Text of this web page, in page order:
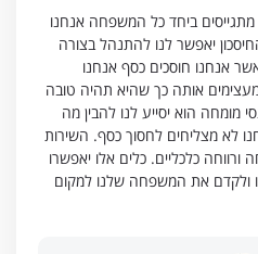
מתגייסים ביחד כל המשפחה אנחנו
יאפשר לנו להתנהל בצורה
אנחנו חוסכים כסף אנחנו
אותה כך שהיא תהיה טובה
מומחה הוא יסייע לנו להבין מה
לא מצליחים לחסוך כסף. השירות
כלכליים. כלים אלו יאפשרו
ולקדם את המשפחה שלנו למקום